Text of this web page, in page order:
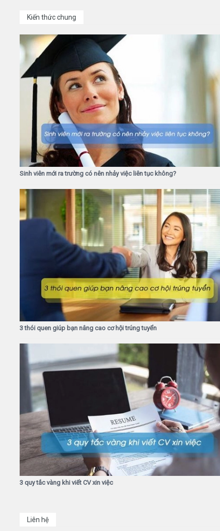
Kiến thức chung
Sinh viên mới ra trường có nên nhảy việc liên tục không?
3 thói quen giúp bạn nâng cao cơ hội trúng tuyển
3 quy tắc vàng khi viết CV xin việc
Liên hệ